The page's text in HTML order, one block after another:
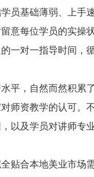
员基础薄弱、上手
意每位学员的实操
一对一指导时间，
平，自然而然积累
师资教学的认可。
以及学员对讲师专
贴合本地美业市场